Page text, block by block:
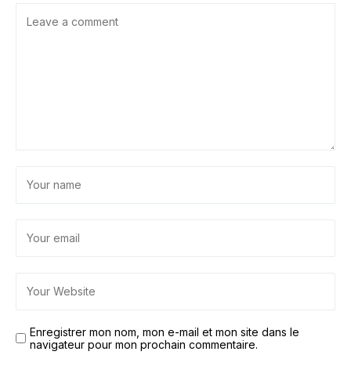
Enregistrer mon nom, mon e-mail et mon site dans le
navigateur pour mon prochain commentaire.